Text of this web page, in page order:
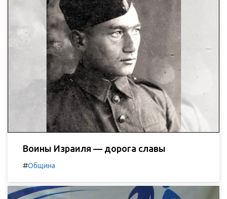
Воины Израиля — дорога славы
#Община